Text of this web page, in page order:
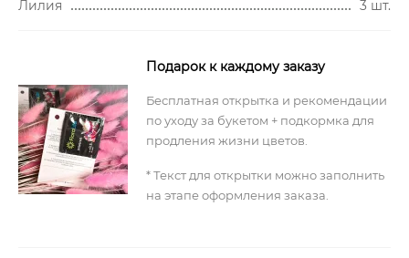
Лилия
3 шт.
Подарок к каждому заказу
Бесплатная открытка и рекомендации
по уходу за букетом + подкормка для
продления жизни цветов.
* Текст для открытки можно заполнить
на этапе оформления заказа.